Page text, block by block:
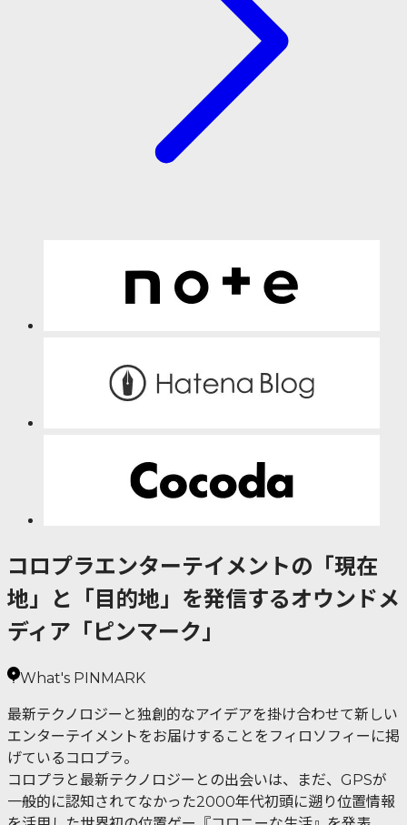
コロプラエンターテイメントの「現在
地」と「目的地」を発信するオウンドメ
ディア「ピンマーク」
What's PINMARK
最新テクノロジーと独創的なアイデアを掛け合わせて新しい
エンターテイメントをお届けすることをフィロソフィーに掲
げているコロプラ。
コロプラと最新テクノロジーとの出会いは、まだ、GPSが
一般的に認知されてなかった2000年代初頭に遡り位置情報